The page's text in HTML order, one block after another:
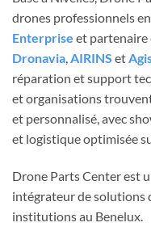
drones professionnels
Enterprise et partenaire
Dronavia,AIRINS et
réparation et support
et organisations
et personnalisé, avec
et logistique optimisée
Drone Parts Center est
intégrateur de solutions
institutions au Benelux.